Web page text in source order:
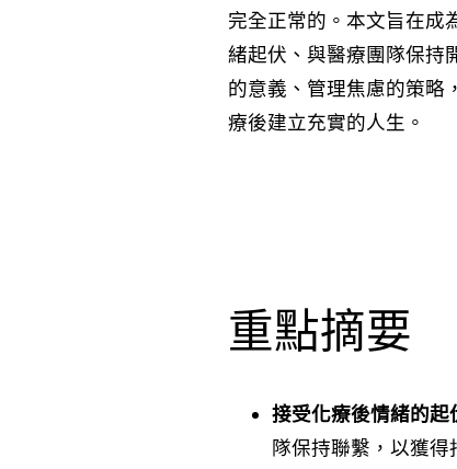
完全正常的。本文旨在成
緒起伏、與醫療團隊保持
的意義、管理焦慮的策略
療後建立充實的人生。
重點摘要
接受化療後情緒的起
隊保持聯繫，以獲得